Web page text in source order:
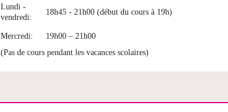
Lundi -
vendredi:
18h45 - 21h00 (début du cours à 19h)
Mercredi: 19h00 – 21h00
(Pas de cours pendant les vacances scolaires)